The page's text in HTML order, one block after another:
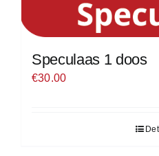
Speculaas 1 doos
€30.00